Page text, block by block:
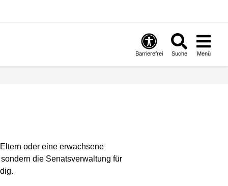
Barrierefrei Suche Menü
oder eine erwachsene
die Senatsverwaltung für